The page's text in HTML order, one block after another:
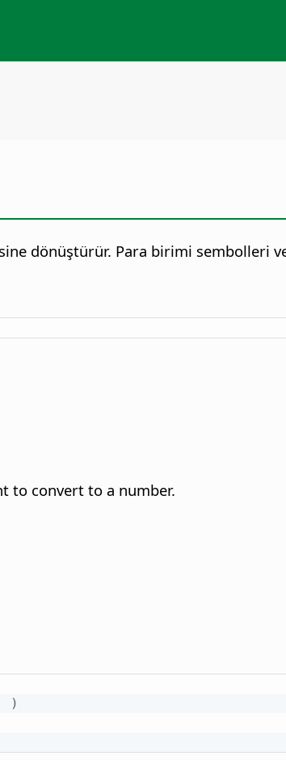
dönüştürür. Para birimi sembolleri
to convert to a number.
)